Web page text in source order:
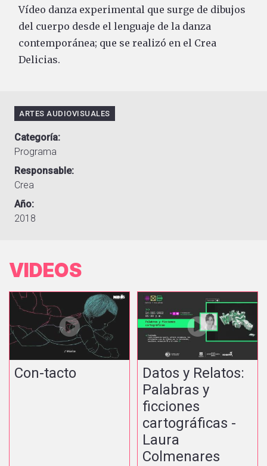
Vídeo danza experimental que surge de dibujos
del cuerpo desde el lenguaje de la danza
contemporánea; que se realizó en el Crea
Delicias.
ARTES AUDIOVISUALES
Categoría
Programa
Responsable
Crea
Año
2018
VIDEOS
Con-tacto
Datos y Relatos:
Palabras y
ficciones
cartográficas -
Laura
Colmenares